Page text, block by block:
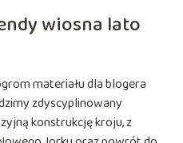
wiosna lato
materiału dla blogera
zdyscyplinowany
konstrukcję kroju, z